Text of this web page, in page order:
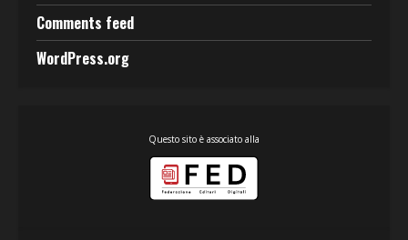
Comments feed
WordPress.org
Questo sito è associato alla